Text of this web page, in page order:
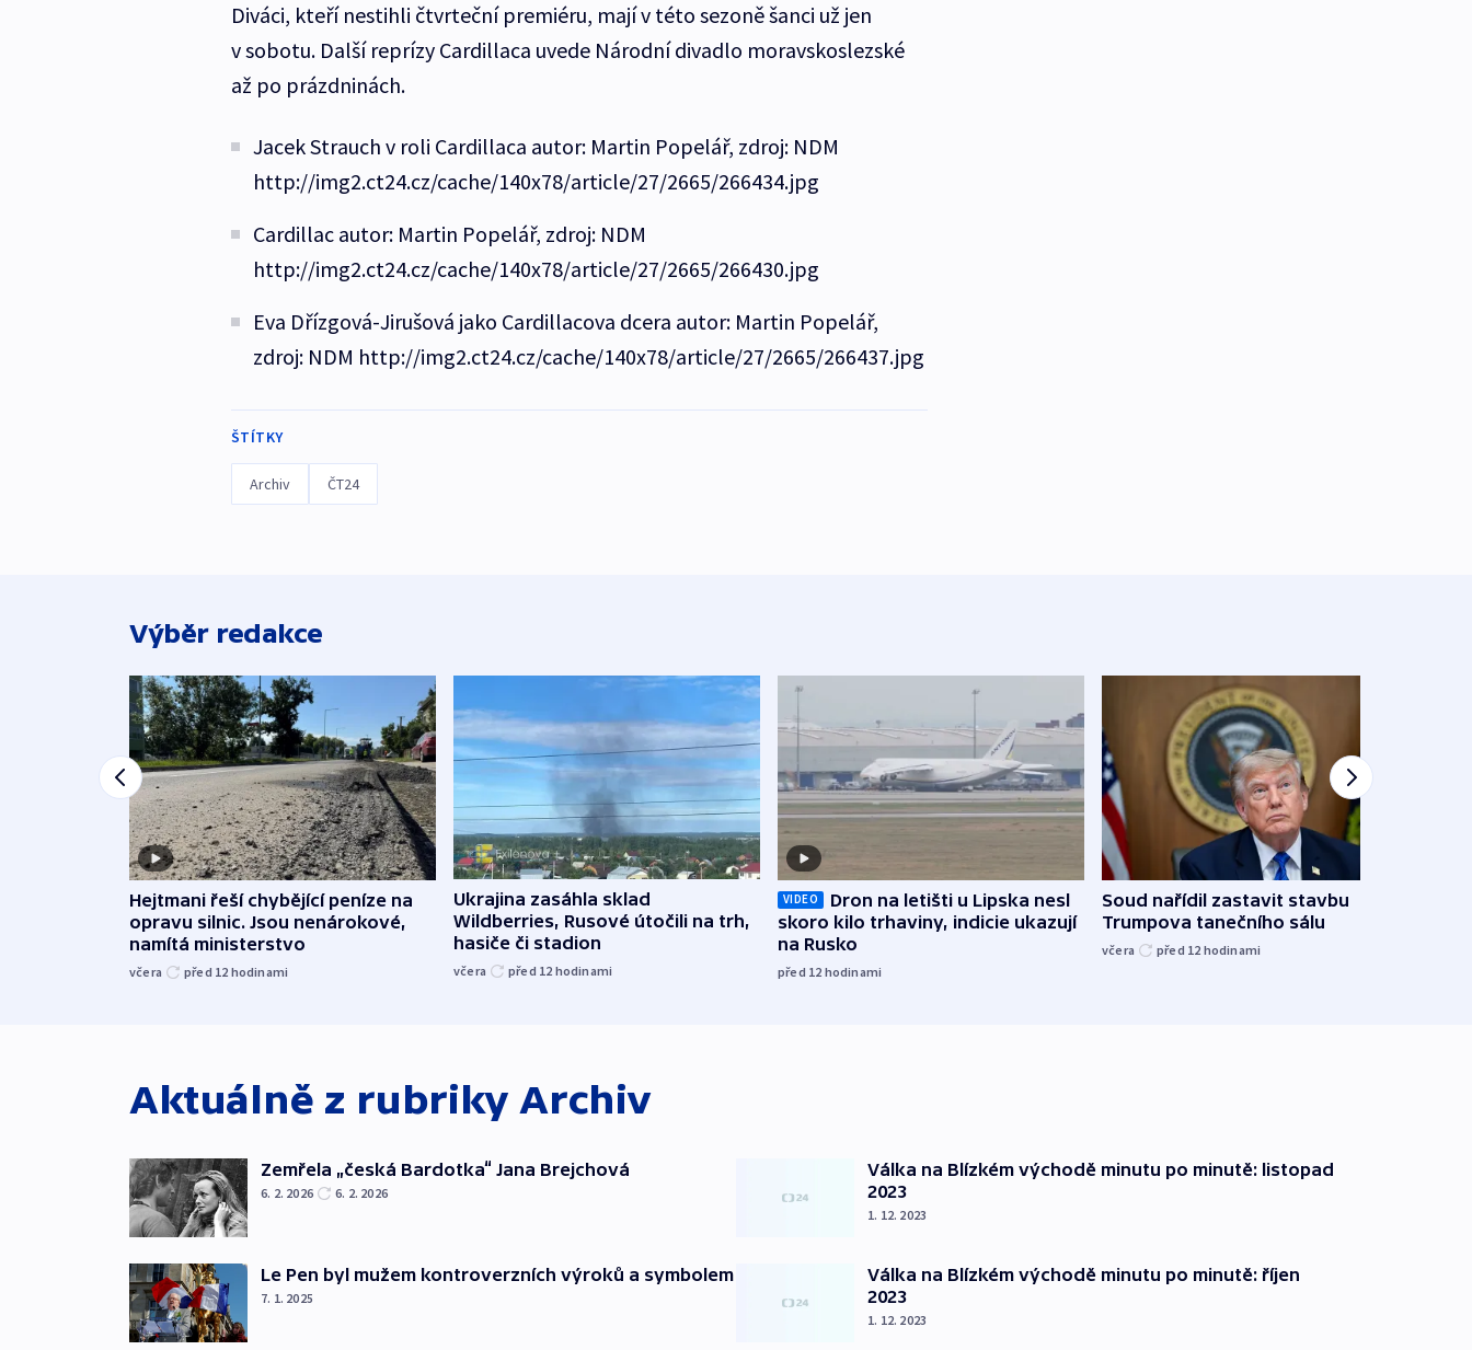
Diváci, kteří nestihli čtvrteční premiéru, mají v této sezoně šanci už jen
v sobotu. Další reprízy Cardillaca uvede Národní divadlo moravskoslezské
až po prázdninách.
Jacek Strauch v roli Cardillaca autor: Martin Popelář, zdroj: NDM
http://img2.ct24.cz/cache/140x78/article/27/2665/266434.jpg
Cardillac autor: Martin Popelář, zdroj: NDM
http://img2.ct24.cz/cache/140x78/article/27/2665/266430.jpg
Eva Dřízgová-Jirušová jako Cardillacova dcera autor: Martin Popelář,
zdroj: NDM http://img2.ct24.cz/cache/140x78/article/27/2665/266437.jpg
ŠTÍTKY
Archiv ČT24
Výběr redakce
Hejtmani řeší chybějící peníze na
opravu silnic. Jsou nenárokové,
namítá ministerstvo
včera před 12 hodinami
Ukrajina zasáhla sklad
Wildberries, Rusové útočili na trh,
hasiče či stadion
včera před 12 hodinami
VIDEO
Dron na letišti u Lipska nesl
skoro kilo trhaviny, indicie ukazují
na Rusko
před 12 hodinami
Soud nařídil zastavit stavbu
Trumpova tanečního sálu
včera před 12 hodinami
Aktuálně z rubriky Archiv
Zemřela „česká Bardotka“ Jana Brejchová
6. 2. 2026 6. 2. 2026
Le Pen byl mužem kontroverzních výroků a symbolem
7. 1. 2025
Válka na Blízkém východě minutu po minutě: listopad
2023
1. 12. 2023
Válka na Blízkém východě minutu po minutě: říjen
2023
1. 12. 2023